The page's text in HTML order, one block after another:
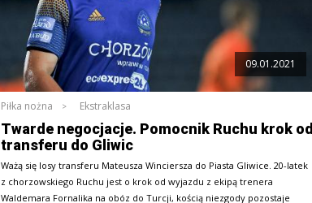
09.01.2021
Piłka nożna Ekstraklasa
Twarde negocjacje. Pomocnik Ruchu krok od
transferu do Gliwic
Ważą się losy transferu Mateusza Winciersza do Piasta Gliwice. 20-latek
z chorzowskiego Ruchu jest o krok od wyjazdu z ekipą trenera
Waldemara Fornalika na obóz do Turcji, kością niezgody pozostaje